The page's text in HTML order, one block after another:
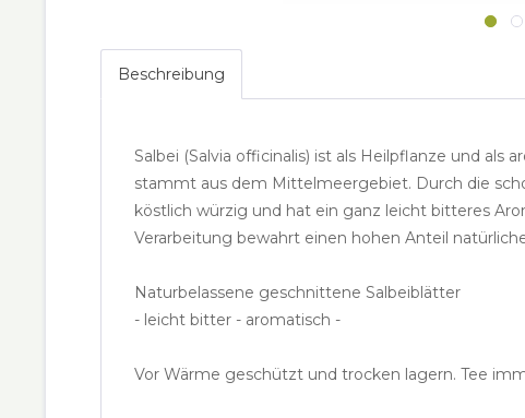
Beschreibung
Salbei (Salvia officinalis) ist als Heilpflanze und
stammt aus dem Mittelmeergebiet. Durch die
köstlich würzig und hat ein ganz leicht bitteres
Verarbeitung bewahrt einen hohen Anteil
Naturbelassene geschnittene Salbeiblätter
- leicht bitter - aromatisch -
Vor Wärme geschützt und trocken lagern. Tee